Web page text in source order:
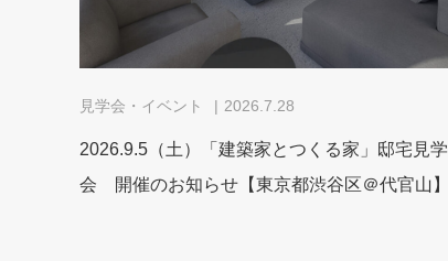
見学会・イベント 2026.7.28
2026.9.5（土）「建築家とつくる家」邸宅見学
会 開催のお知らせ【東京都渋谷区＠代官山】